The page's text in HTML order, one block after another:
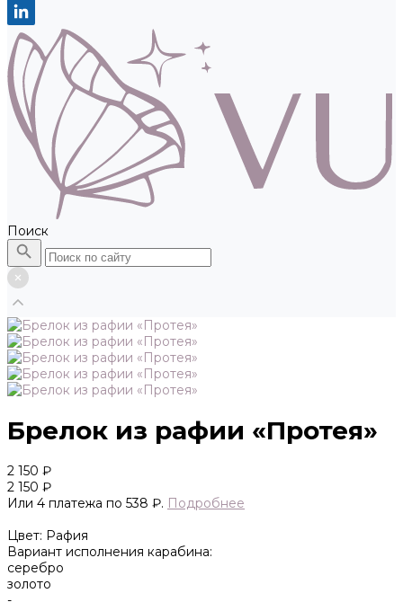
Поиск
Брелок из рафии «Протея»
2 150 ₽
2 150 ₽
Или 4 платежа по 538 ₽. Подробнее
Цвет: Рафия
Вариант исполнения карабина:
серебро
золото
-